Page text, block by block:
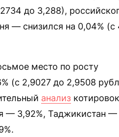
до 3,288),
— снизился на 0,04% (с
место по росту
(с 2,9027 до 2,9508
анализ котировок
— 3,92%, Таджикистан —